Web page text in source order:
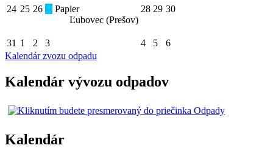
24 25 26
Papier
Ľubovec (Prešov)
28 29 30
31 1 2 3 4 5
6
Kalendár zvozu odpadu
Kalendár vývozu odpadov
Kalendár